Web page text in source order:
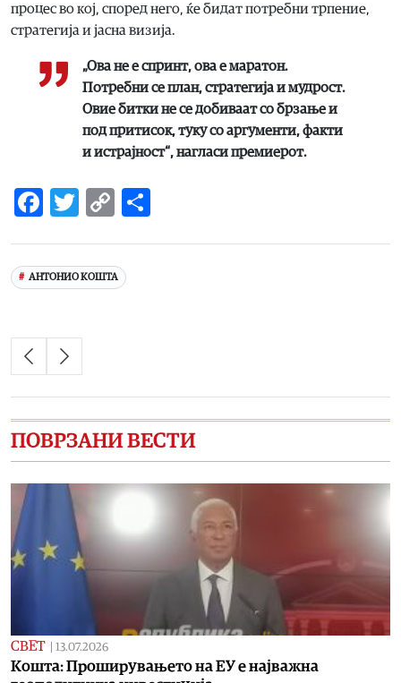
процес во кој, според него, ќе бидат потребни трпение,
стратегија и јасна визија.
„Ова не е спринт, ова е маратон.
Потребни се план, стратегија и мудрост.
Овие битки не се добиваат со брзање и
под притисок, туку со аргументи, факти
и истрајност“, нагласи премиерот.
Facebook
Twitter
Copy
АНТОНИО КОШТА
ПОВРЗАНИ ВЕСТИ
СВЕТ | 13.07.2026
Кошта: Проширувањето на ЕУ е најважна